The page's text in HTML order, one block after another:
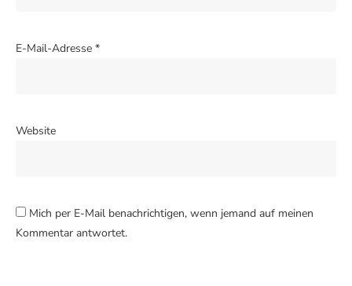
E-Mail-Adresse *
Website
Mich per E-Mail benachrichtigen, wenn jemand auf meinen
Kommentar antwortet.